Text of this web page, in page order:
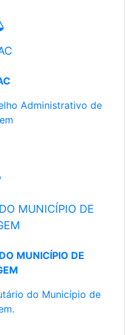
Administrativo de
MUNICÍPIO DE
MUNICÍPIO DE
do Município de